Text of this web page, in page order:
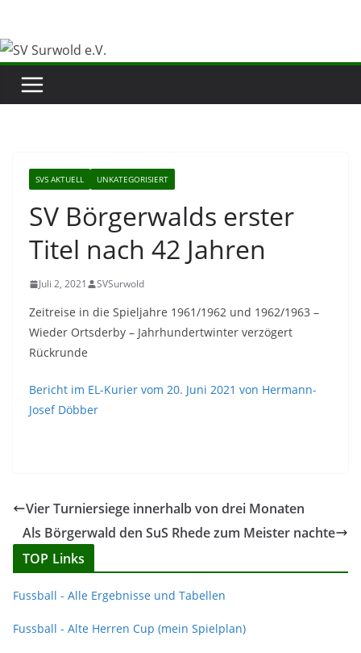
springen
SVS AKTUELL UNKATEGORISIERT
SV Börgerwalds erster
Titel nach 42 Jahren
Juli 2, 2021 SVSurwold
Zeitreise in die Spieljahre 1961/1962 und 1962/1963 –
Wieder Ortsderby – Jahrhundertwinter verzögert
Rückrunde
Bericht im EL-Kurier vom 20. Juni 2021 von Hermann-
Josef Döbber
Vier Turniersiege innerhalb von drei Monaten
Als Börgerwald den SuS Rhede zum Meister nachte
TOP Links
Fussball - Alle Ergebnisse und Tabellen
Fussball - Alte Herren Cup (mein Spielplan)